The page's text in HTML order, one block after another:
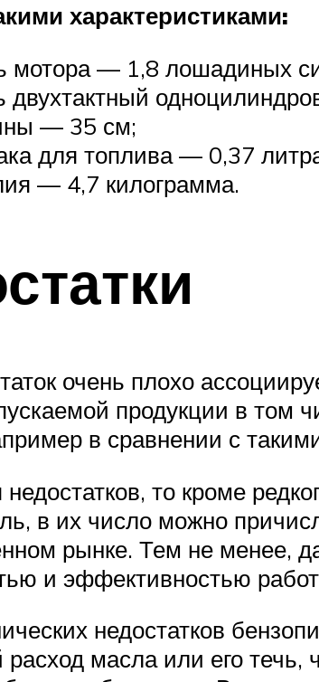
характеристиками:
мотора — 1,8 лошадиных
двухтактный
— 35 см;
для топлива — 0,37
— 4,7 килограмма.
очень плохо
продукции в
в сравнении с
недостатков, то кроме
в их число можно
рынке. Тем не менее,
и эффективностью
недостатков
масла или его течь,